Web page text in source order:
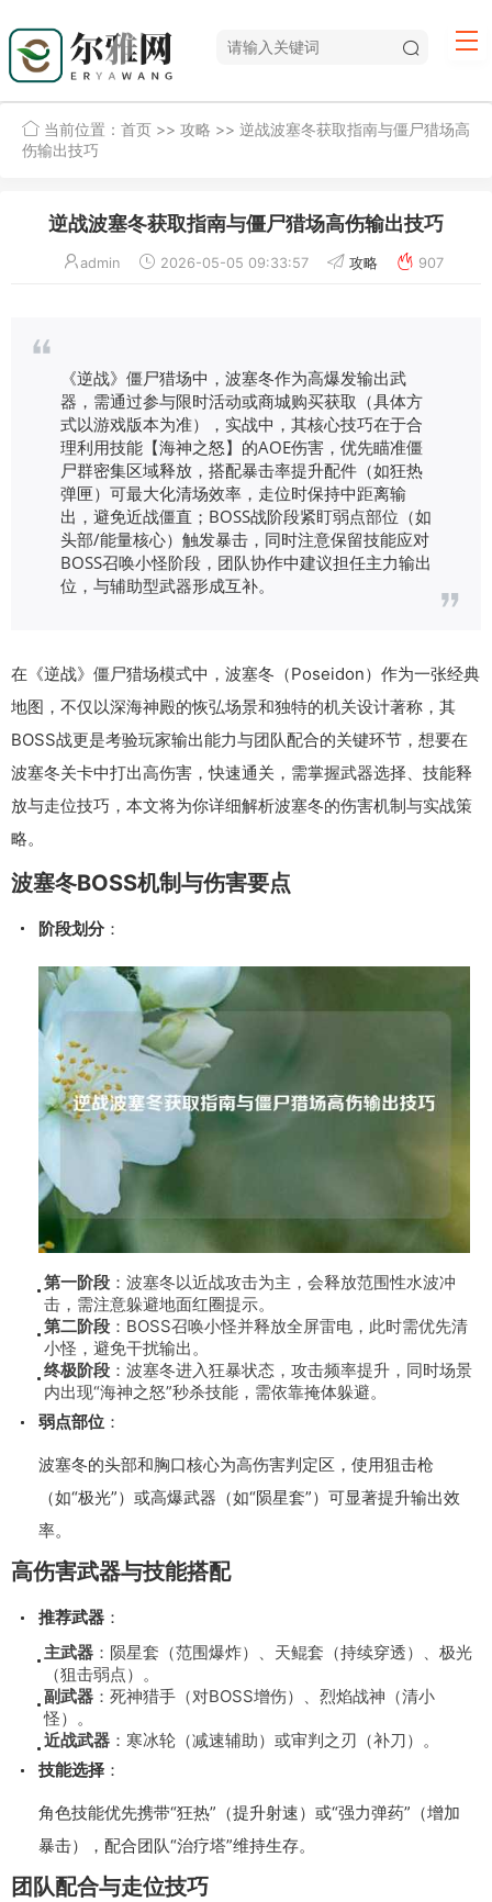
当前位置： 首页 >> 攻略 >> 逆战波塞冬获取指南与僵尸猎场高
伤输出技巧
逆战波塞冬获取指南与僵尸猎场高伤输出技巧
admin 2026-05-05 09:33:57 攻略 907
《逆战》僵尸猎场中，波塞冬作为高爆发输出武
器，需通过参与限时活动或商城购买获取（具体方
式以游戏版本为准），实战中，其核心技巧在于合
理利用技能【海神之怒】的AOE伤害，优先瞄准僵
尸群密集区域释放，搭配暴击率提升配件（如狂热
弹匣）可最大化清场效率，走位时保持中距离输
出，避免近战僵直；BOSS战阶段紧盯弱点部位（如
头部/能量核心）触发暴击，同时注意保留技能应对
BOSS召唤小怪阶段，团队协作中建议担任主力输出
位，与辅助型武器形成互补。
在《逆战》僵尸猎场模式中，波塞冬（Poseidon）作为一张经典
地图，不仅以深海神殿的恢弘场景和独特的机关设计著称，其
BOSS战更是考验玩家输出能力与团队配合的关键环节，想要在
波塞冬关卡中打出高伤害，快速通关，需掌握武器选择、技能释
放与走位技巧，本文将为你详细解析波塞冬的伤害机制与实战策
略。
波塞冬BOSS机制与伤害要点
阶段划分：
第一阶段 ：波塞冬以近战攻击为主，会释放范围性水波冲
击，需注意躲避地面红圈提示。
第二阶段 ：BOSS召唤小怪并释放全屏雷电，此时需优先清
小怪，避免干扰输出。
终极阶段 ：波塞冬进入狂暴状态，攻击频率提升，同时场景
内出现“海神之怒”秒杀技能，需依靠掩体躲避。
弱点部位 ：
波塞冬的头部和胸口核心为高伤害判定区，使用狙击枪
（如“极光”）或高爆武器（如“陨星套”）可显著提升输出效
率。
高伤害武器与技能搭配
推荐武器 ：
主武器 ：陨星套（范围爆炸）、天鲲套（持续穿透）、极光
（狙击弱点）。
副武器 ：死神猎手（对BOSS增伤）、烈焰战神（清小
怪）。
近战武器 ：寒冰轮（减速辅助）或审判之刃（补刀）。
技能选择 ：
角色技能优先携带“狂热”（提升射速）或“强力弹药”（增加
暴击），配合团队“治疗塔”维持生存。
团队配合与走位技巧